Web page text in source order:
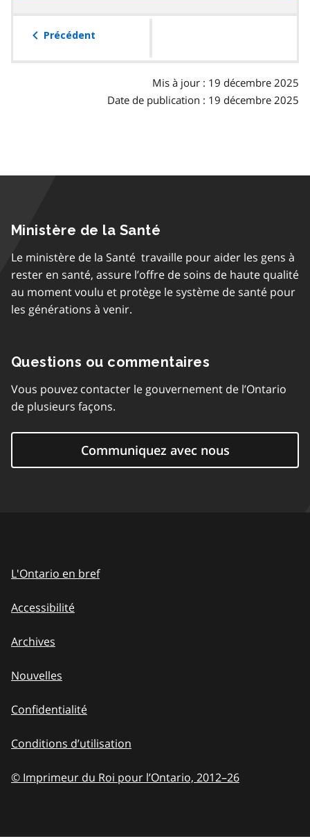
Précédent
Mis à jour : 19 décembre 2025
Date de publication : 19 décembre 2025
Ministère de la Santé
Le ministère de la Santé travaille pour aider les gens à
rester en santé, assure l’offre de soins de haute qualité
au moment voulu et protège le système de santé pour
les générations à venir.
Questions ou commentaires
Vous pouvez contacter le gouvernement de l’Ontario
de plusieurs façons.
Communiquez avec nous
L'Ontario en bref
Accessibilité
Archives
Nouvelles
Confidentialité
Conditions d’utilisation
© Imprimeur du Roi pour l’Ontario, 2012–to
26